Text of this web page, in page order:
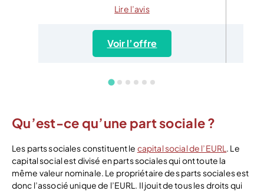
Lire l’avis
Voir l’offre
Qu’est-ce qu’une part sociale ?
Les parts sociales constituent le capital social de l’EURL . Le
capital social est divisé en parts sociales qui ont toute la
même valeur nominale. Le propriétaire des parts sociales est
donc l’associé unique de l’EURL. Il jouit de tous les droits qui